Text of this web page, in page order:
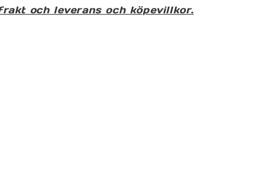
och leverans och köpevillkor.